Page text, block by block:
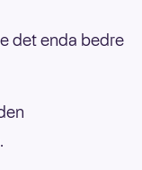
det enda bedre